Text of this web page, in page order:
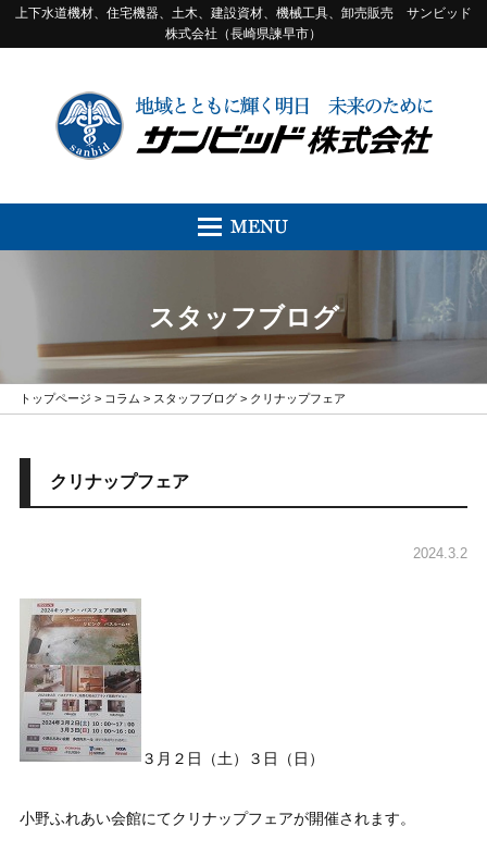
上下水道機材、住宅機器、土木、建設資材、機械工具、卸売販売 サンビッド
株式会社（長崎県諫早市）
スタッフブログ
トップページ > コラム > スタッフブログ> クリナップフェア
クリナップフェア
2024.3.2
３月２日（土）３日（日）
小野ふれあい会館にてクリナップフェアが開催されます。